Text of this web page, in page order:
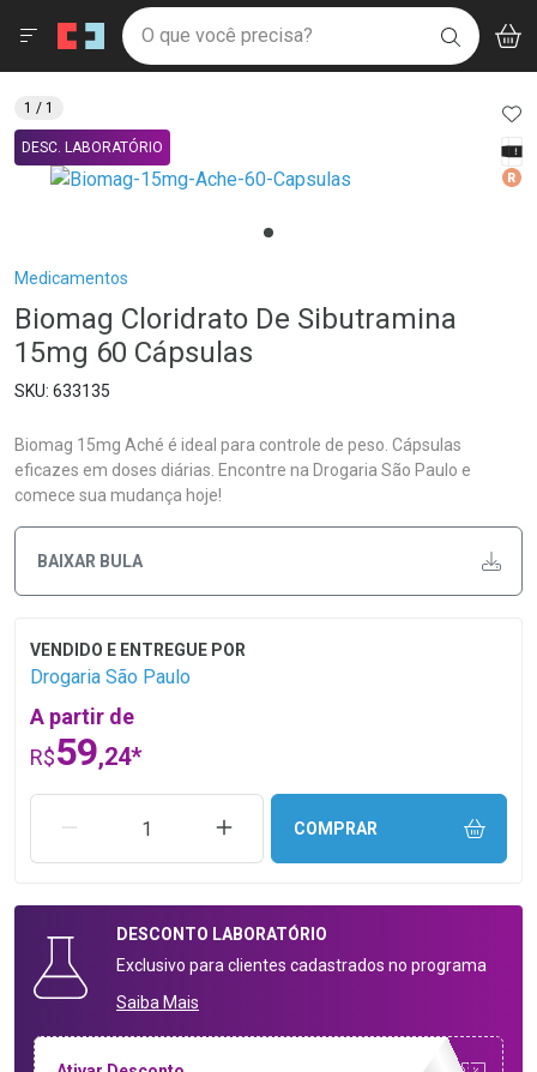
Drogaria São Paulo
Ir direto para a home
pela página
Ir direto para o conteúdo
Ir direto para a busca
Ir direto para a conta
Ir direto para a ajuda
Ir direto para a notificações
Ir direto para o carrinho
Faça a sua busca
O que você precisa? BUSCAR
Menu
Breadcrumb
Medicamentos
Biomag Cloridrato De Sibutramina
15mg 60 Cápsulas
633135
Biomag 15mg Aché é ideal para controle de peso. Cápsulas
eficazes em doses diárias. Encontre na Drogaria São Paulo e
comece sua mudança hoje!
BAIXAR BULA
Drogaria São Paulo
A partir de
R$59,24*
REMOVER UMA UNIDADEAUMENTAR UMA UNIDADE
COMPRAR
DESCONTO LABORATÓRIO
Exclusivo para clientes cadastrados no programa
Saiba Mais
DESC. LABORATÓRIO
1 / 1